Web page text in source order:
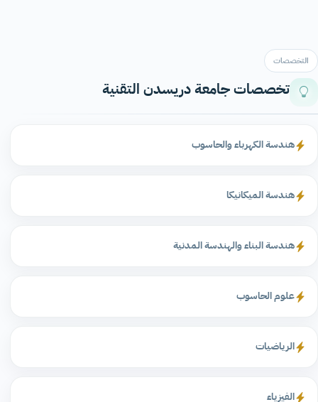
التخصصات
تخصصات جامعة دريسدن التقنية
هندسة الكهرباء والحاسوب
هندسة الميكانيكا
هندسة البناء والهندسة المدنية
علوم الحاسوب
الرياضيات
الفيزياء